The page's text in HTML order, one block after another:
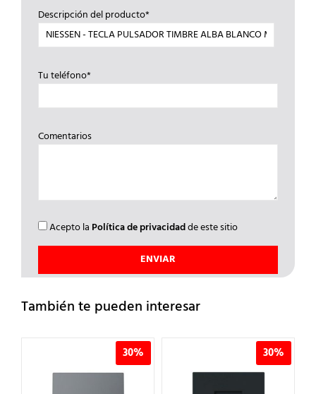
Descripción del producto*
Tu teléfono*
Comentarios
Acepto la Política de privacidadde este sitio
También te pueden interesar
30% 30%